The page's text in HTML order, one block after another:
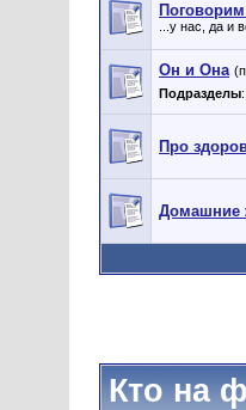
...у нас, да и
Он и Она
Подразделы:
Про
Домашние
Кто на